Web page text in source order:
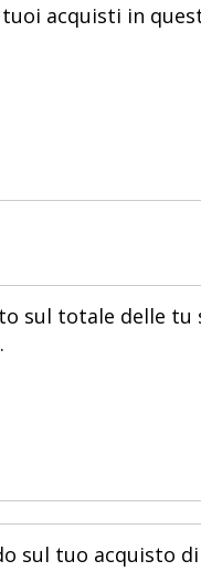
acquisti in
sul totale delle tu
sul tuo acquisto